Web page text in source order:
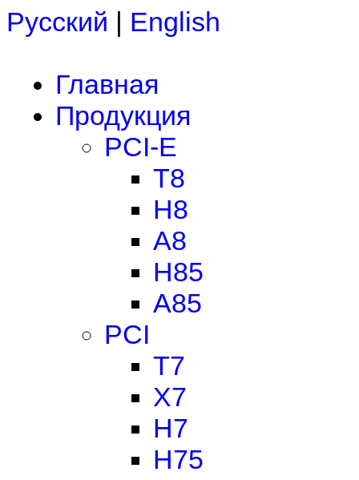
Русский | English
Главная
Продукция
PCI-E
T8
H8
A8
H85
A85
PCI
T7
X7
H7
H75